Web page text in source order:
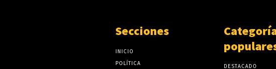
Secciones
INICIO
POLÍTICA
DESTACADO